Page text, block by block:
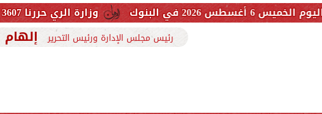
وزارة الري حررنا 3607 مخالفة بفضل تعاون المواطنين
رئيس مجلس الإدارة ورئيس التحرير